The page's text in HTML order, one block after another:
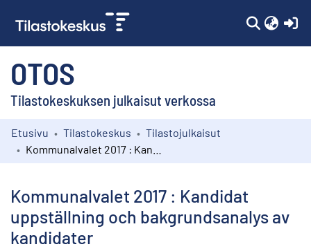
OTOS
Tilastokeskuksen julkaisut verkossa
Kokoelmat
Etusivu Tilastokeskus
Tilastojulkaisut
Kommunalvalet 2017 : Kandidat
uppställning och bakgrundsanalys av
kandidater